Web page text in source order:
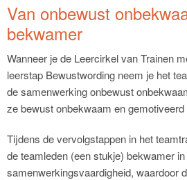
Van onbewust
bekwamer
Wanneer je de Leercirkel van Trainen
leerstap Bewustwording neem je het
de samenwerking onbewust
ze bewust onbekwaam en gemotiveerd
Tijdens de vervolgstappen in het
de teamleden (een stukje) bekwamer
samenwerkingsvaardigheid, waardoor